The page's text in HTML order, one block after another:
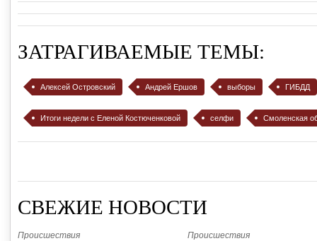
ЗАТРАГИВАЕМЫЕ ТЕМЫ:
Алексей Островский Андрей Ершов выборы ГИБДД
Итоги недели с Еленой Костюченковой селфи Смоленская
СВЕЖИЕ НОВОСТИ
Происшествия Происшествия